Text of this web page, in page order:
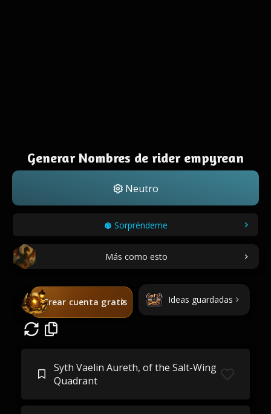
Generar Nombres de rider empyrean
Neutro
Sorpréndeme
Más como esto
Crear cuenta gratis Ideas guardadas
Syth Vaelin Aureth, of the Salt-Wing
Quadrant